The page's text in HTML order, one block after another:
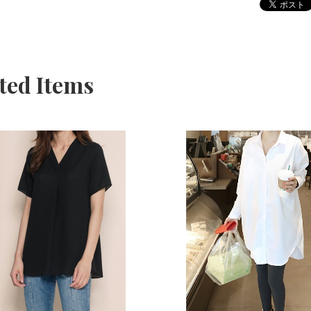
Items